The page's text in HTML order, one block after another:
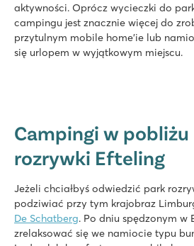
aktywności. Oprócz wycieczki do
campingu jest znacznie więcej do
przytulnym mobile home'ie lub
się urlopem w wyjątkowym miejscu.
Campingi w pobliżu
rozrywki Efteling
Jeżeli chciałbyś odwiedzić park
podziwiać przy tym krajobraz
De Schatberg. Po dniu spędzonym w
zrelaksować się we namiocie typu